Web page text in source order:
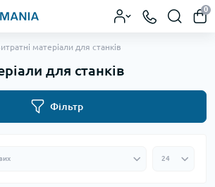
0
матеріали для станків
для станків
Фільтр